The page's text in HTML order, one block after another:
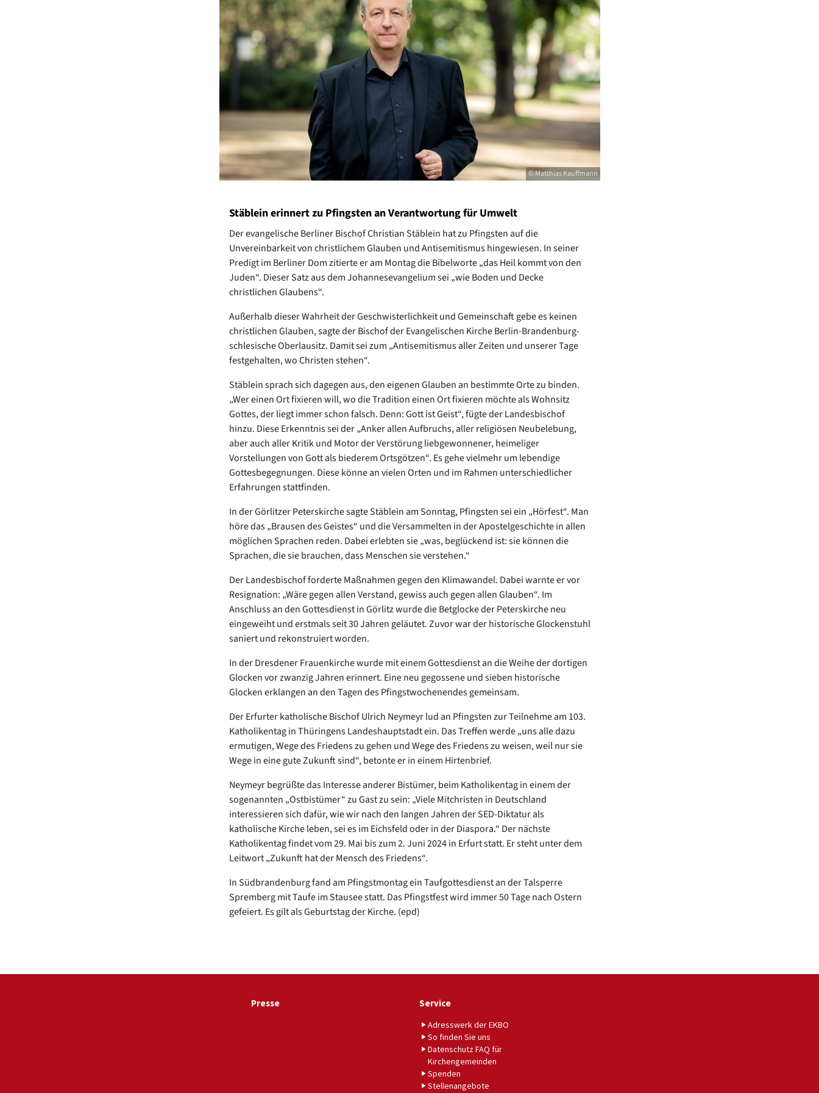
© Matthias Kauffmann
Stäblein erinnert zu Pfingsten an Verantwortung für Umwelt
Der evangelische Berliner Bischof Christian Stäblein hat zu Pfingsten auf die
Unvereinbarkeit von christlichem Glauben und Antisemitismus hingewiesen. In seiner
Predigt im Berliner Dom zitierte er am Montag die Bibelworte „das Heil kommt von den
Juden“. Dieser Satz aus dem Johannesevangelium sei „wie Boden und Decke
christlichen Glaubens“.
Außerhalb dieser Wahrheit der Geschwisterlichkeit und Gemeinschaft gebe es keinen
christlichen Glauben, sagte der Bischof der Evangelischen Kirche Berlin-Brandenburg-
schlesische Oberlausitz. Damit sei zum „Antisemitismus aller Zeiten und unserer Tage
festgehalten, wo Christen stehen“.
Stäblein sprach sich dagegen aus, den eigenen Glauben an bestimmte Orte zu binden.
„Wer einen Ort fixieren will, wo die Tradition einen Ort fixieren möchte als Wohnsitz
Gottes, der liegt immer schon falsch. Denn: Gott ist Geist“, fügte der Landesbischof
hinzu. Diese Erkenntnis sei der „Anker allen Aufbruchs, aller religiösen Neubelebung,
aber auch aller Kritik und Motor der Verstörung liebgewonnener, heimeliger
Vorstellungen von Gott als biederem Ortsgötzen“. Es gehe vielmehr um lebendige
Gottesbegegnungen. Diese könne an vielen Orten und im Rahmen unterschiedlicher
Erfahrungen stattfinden.
In der Görlitzer Peterskirche sagte Stäblein am Sonntag, Pfingsten sei ein „Hörfest“. Man
höre das „Brausen des Geistes“ und die Versammelten in der Apostelgeschichte in allen
möglichen Sprachen reden. Dabei erlebten sie „was, beglückend ist: sie können die
Sprachen, die sie brauchen, dass Menschen sie verstehen.“
Der Landesbischof forderte Maßnahmen gegen den Klimawandel. Dabei warnte er vor
Resignation: „Wäre gegen allen Verstand, gewiss auch gegen allen Glauben“. Im
Anschluss an den Gottesdienst in Görlitz wurde die Betglocke der Peterskirche neu
eingeweiht und erstmals seit 30 Jahren geläutet. Zuvor war der historische Glockenstuhl
saniert und rekonstruiert worden.
In der Dresdener Frauenkirche wurde mit einem Gottesdienst an die Weihe der dortigen
Glocken vor zwanzig Jahren erinnert. Eine neu gegossene und sieben historische
Glocken erklangen an den Tagen des Pfingstwochenendes gemeinsam.
Der Erfurter katholische Bischof Ulrich Neymeyr lud an Pfingsten zur Teilnehme am 103.
Katholikentag in Thüringens Landeshauptstadt ein. Das Treffen werde „uns alle dazu
ermutigen, Wege des Friedens zu gehen und Wege des Friedens zu weisen, weil nur sie
Wege in eine gute Zukunft sind“, betonte er in einem Hirtenbrief.
Neymeyr begrüßte das Interesse anderer Bistümer, beim Katholikentag in einem der
sogenannten „Ostbistümer“ zu Gast zu sein: „Viele Mitchristen in Deutschland
interessieren sich dafür, wie wir nach den langen Jahren der SED-Diktatur als
katholische Kirche leben, sei es im Eichsfeld oder in der Diaspora.“ Der nächste
Katholikentag findet vom 29. Mai bis zum 2. Juni 2024 in Erfurt statt. Er steht unter dem
Leitwort „Zukunft hat der Mensch des Friedens“.
In Südbrandenburg fand am Pfingstmontag ein Taufgottesdienst an der Talsperre
Spremberg mit Taufe im Stausee statt. Das Pfingstfest wird immer 50 Tage nach Ostern
gefeiert. Es gilt als Geburtstag der Kirche. (epd)
Presse Service
Adresswerk der EKBO
So finden Sie uns
Datenschutz FAQ für
Kirchengemeinden
Spenden
Stellenangebote